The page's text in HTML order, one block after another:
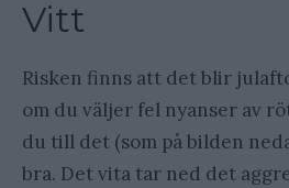
Vitt
Risken finns att det blir
om du väljer fel nyanser av
du till det (som på bilden
bra. Det vita tar ned det